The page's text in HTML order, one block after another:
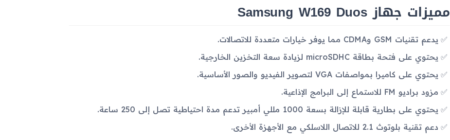
مميزات جهاز Samsung W169 Duos
يدعم تقنيات GSM وCDMA مما يوفر خيارات متعددة للاتصالات.
يحتوي على فتحة بطاقة microSDHC لزيادة سعة التخزين الخارجية.
يحتوي على كاميرا بمواصفات VGA لتصوير الفيديو والصور الأساسية.
مزود براديو FM للاستماع إلى البرامج الإذاعية.
يحتوي على بطارية قابلة للإزالة بسعة 1000 مللي أمبير تدعم مدة احتياطية تصل إلى 250 ساعة.
دعم تقنية بلوتوث 2.1 للاتصال اللاسلكي مع الأجهزة الأخرى.